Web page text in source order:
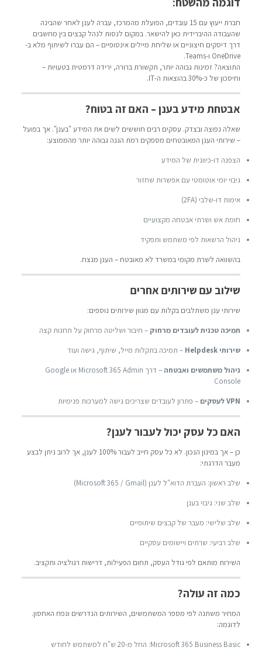
חברת ייעוץ עם 15 עובדים, הפועלת מהמרכז, עברה לענן לאחר שהבינה
שהעבודה ההיברידית כאן להישאר. במקום לנסות לנהל קבצים בין מחשבים
דרך דיסקים חיצוניים או שליחת מיילים אינסופיים – הם עברו לשיתוף מלא ב-
OneDrive ו-Teams.
התוצאה? זמינות גבוהה יותר, תקשורת ברורה, ירידה דרמטית בטעויות –
וחיסכון של כ-30% בהוצאות ה-IT.
אבטחת מידע בענן – האם זה בטוח?
שאלה נפוצה ובצדק. עסקים רבים חוששים לשים את המידע "בענן". אך בפועל
– שירותי הענן המאובטחים מספקים רמת הגנה גבוהה יותר מהממוצע:
הצפנה דו-כיוונית של המידע
גיבוי יומי אוטומטי עם אפשרות שחזור
אימות דו-שלבי (2FA)
חומת אש ושרתי אבטחה מקצועיים
ניהול הרשאות לפי משתמש ותפקיד
בהשוואה לשרת מקומי במשרד לא מאובטח – הענן מנצח.
שילוב עם שירותים אחרים
שירותי ענן משתלבים בקלות עם מגוון שירותים נוספים:
תמיכה טכנית לעובדים מרחוק – חיבור ושליטה מרחוק על תחנות קצה
שירותי Helpdesk
– תמיכה בתקלות מייל, שיתוף, גישה ועוד
ניהול משתמשים ואבטחה
– דרך Microsoft 365 Admin או Google
Console
VPN לעסקים
– פתרון לעובדים שצריכים גישה למערכות פנימיות
האם כל עסק יכול לעבור לענן?
כן – אך במינון הנכון. לא כל עסק חייב לעבור 100% לענן, אך לרוב ניתן לבצע
מעבר הדרגתי:
שלב ראשון: העברת הדוא"ל לענן (Microsoft 365 / Gmail)
שלב שני: גיבוי בענן
שלב שלישי: מעבר של קבצים שיתופיים
שלב רביעי: שרתים ויישומים עסקיים
השירות מותאם לפי גודל העסק, תחום הפעילות, דרישות רגולציה ותקציב.
כמה זה עולה?
המחיר משתנה לפי מספר המשתמשים, השירותים הנדרשים ונפח האחסון.
לדוגמה:
Microsoft 365 Business Basic: החל מ-20 ש"ח למשתמש לחודש